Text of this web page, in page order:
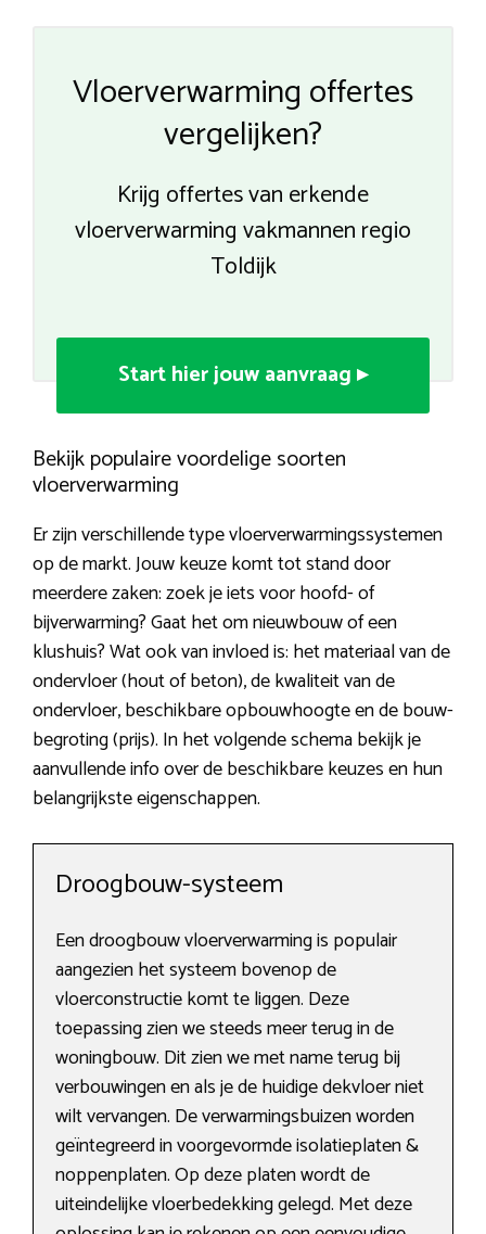
Vloerverwarming offertes
vergelijken?
Krijg offertes van erkende
vloerverwarming vakmannen regio
Toldijk
Start hier jouw aanvraag ▸
Bekijk populaire voordelige soorten
vloerverwarming
Er zijn verschillende type vloerverwarmingssystemen
op de markt. Jouw keuze komt tot stand door
meerdere zaken: zoek je iets voor hoofd- of
bijverwarming? Gaat het om nieuwbouw of een
klushuis? Wat ook van invloed is: het materiaal van de
ondervloer (hout of beton), de kwaliteit van de
ondervloer, beschikbare opbouwhoogte en de bouw-
begroting (prijs). In het volgende schema bekijk je
aanvullende info over de beschikbare keuzes en hun
belangrijkste eigenschappen.
Droogbouw-systeem
Een droogbouw vloerverwarming is populair
aangezien het systeem bovenop de
vloerconstructie komt te liggen. Deze
toepassing zien we steeds meer terug in de
woningbouw. Dit zien we met name terug bij
verbouwingen en als je de huidige dekvloer niet
wilt vervangen. De verwarmingsbuizen worden
geïntegreerd in voorgevormde isolatieplaten &
noppenplaten. Op deze platen wordt de
uiteindelijke vloerbedekking gelegd. Met deze